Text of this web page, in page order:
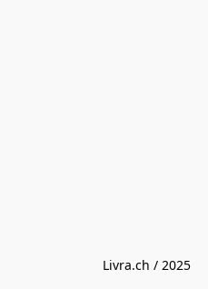
Livra.ch / 2025